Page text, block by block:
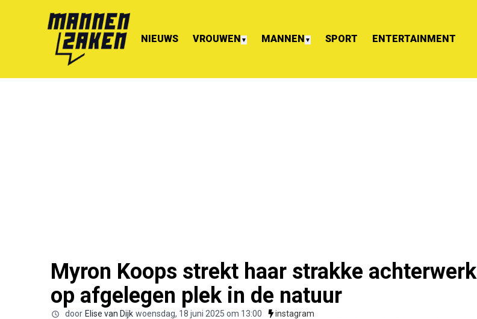
NIEUWS VROUWEN ▼ MANNEN ▼ SPORT ENTERTAINMENT
Myron Koops strekt haar strakke achterwerk
op afgelegen plek in de natuur
door Elise van Dijk woensdag, 18 juni 2025 om 13:00 instagram